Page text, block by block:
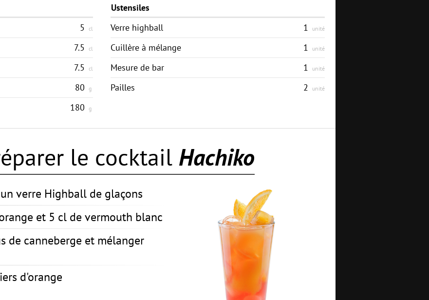
5 cl
7.5 cl
7.5 cl
80 g
180 g
Ustensiles
Verre highball
1 unité
Cuillère à mélange 1 unité
Mesure de bar 1 unité
Pailles 2 unité
le cocktail Hachiko
verre Highball de glaçons
et 5 cl de vermouth blanc
de canneberge et mélanger
d'orange